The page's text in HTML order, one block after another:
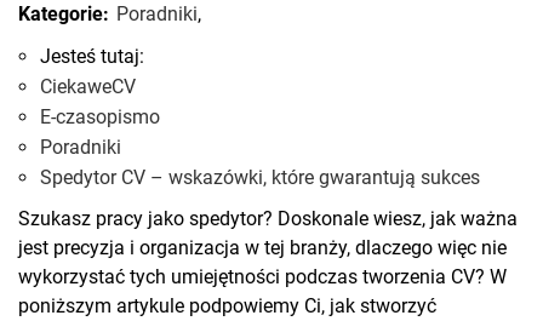
Kategorie: Poradniki,
Jesteś tutaj:
CiekaweCV
E-czasopismo
Poradniki
Spedytor CV – wskazówki, które gwarantują sukces
Szukasz pracy jako spedytor? Doskonale wiesz, jak ważna
jest precyzja i organizacja w tej branży, dlaczego więc nie
wykorzystać tych umiejętności podczas tworzenia CV? W
poniższym artykule podpowiemy Ci, jak stworzyć